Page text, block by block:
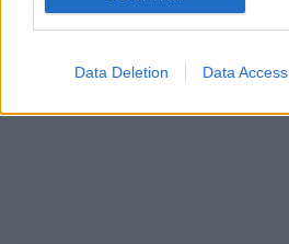
Data Deletion Data Access